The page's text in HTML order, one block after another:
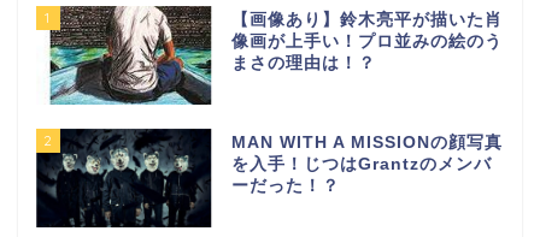
1
【画像あり】鈴木亮平が描いた肖
像画が上手い！プロ並みの絵のう
まさの理由は！？
2
MAN WITH A MISSIONの顔写真
を入手！じつはGrantzのメンバ
ーだった！？